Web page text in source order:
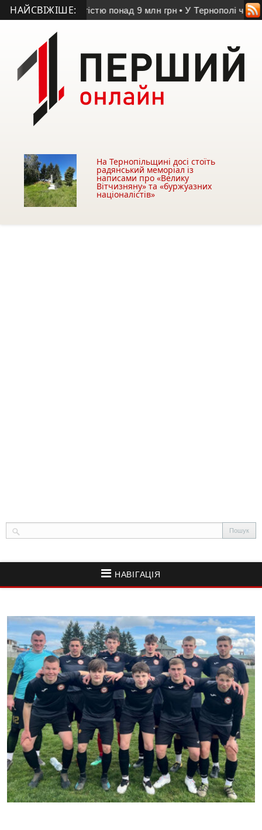
НАЙСВІЖІШЕ:
майно вартістю понад 9 млн грн • У Тернополі чоловіка
На Тернопільщині досі стоїть
радянський меморіал із
написами про «Велику
Вітчизняну» та «буржуазних
націоналістів»
НАВІГАЦІЯ